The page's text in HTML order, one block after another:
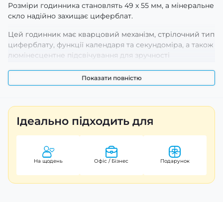
Розміри годинника становлять 49 х 55 мм, а мінеральне
скло надійно захищає циферблат.
Цей годинник має кварцовий механізм, стрілочний тип
циферблату, функції календаря та секундоміра, а також
люмінесцентне підсвічування для зручності
чорний, а стиль - casual та класичний. Вага годинника
складає 162 г. Гарантія на продукт становить 12 місяців,
Показати повністю
Ідеально підходить для
На щодень Офіс / Бізнес Подарунок